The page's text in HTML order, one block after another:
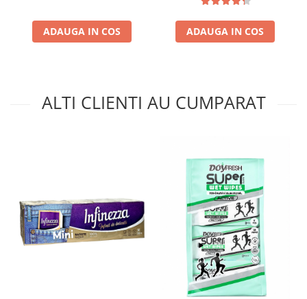
ADAUGA IN COS ADAUGA IN COS
ALTI CLIENTI AU CUMPARAT